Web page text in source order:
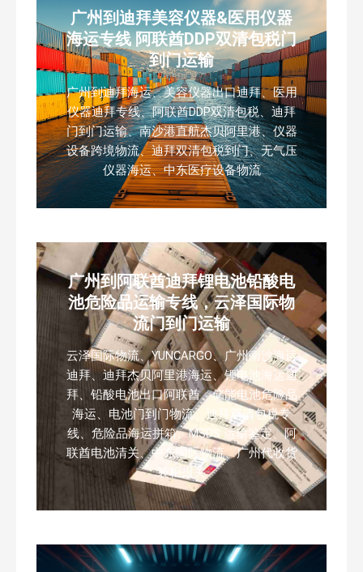
广州到迪拜美容仪器&医用仪器
海运专线 阿联酋DDP双清包税门
到门运输
广州到迪拜海运、美容仪器出口迪拜、医用
仪器迪拜专线、阿联酋DDP双清包税、迪拜
门到门运输、南沙港直航杰贝阿里港、仪器
设备跨境物流、迪拜双清包税到门、无气压
仪器海运、中东医疗设备物流
广州到阿联酋迪拜锂电池铅酸电
池危险品运输专线，云泽国际物
流门到门运输
云泽国际物流、YUNCARGO、广州南沙海运
迪拜、迪拜杰贝阿里港海运、锂电池海运迪
拜、铅酸电池出口阿联酋、储能电池危险品
海运、电池门到门物流、迪拜双清包税专
线、危险品海运拼箱、MSDS 运输鉴定、阿
联酋电池清关、中东国际物流、广州代收货
装柜报关